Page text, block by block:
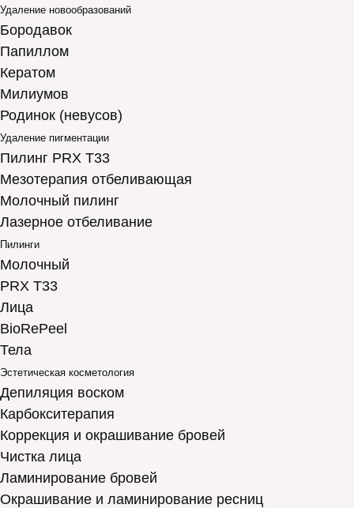
Удаление новообразований
Бородавок
Папиллом
Кератом
Милиумов
Родинок (невусов)
Удаление пигментации
Пилинг PRX T33
Мезотерапия отбеливающая
Молочный пилинг
Лазерное отбеливание
Пилинги
Молочный
PRX T33
Лица
BioRePeel
Тела
Эстетическая косметология
Депиляция воском
Карбокситерапия
Коррекция и окрашивание бровей
Чистка лица
Ламинирование бровей
Окрашивание и ламинирование ресниц